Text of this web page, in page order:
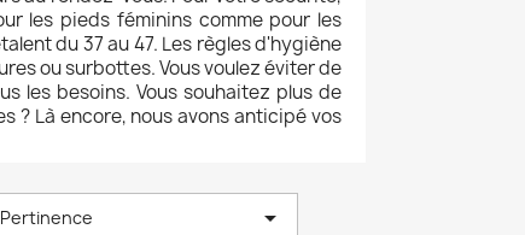
les pieds féminins comme pour les
du 37 au 47. Les règles d'hygiène
ou surbottes. Vous voulez éviter de
les besoins. Vous souhaitez plus de
? Là encore, nous avons anticipé vos
Pertinence 